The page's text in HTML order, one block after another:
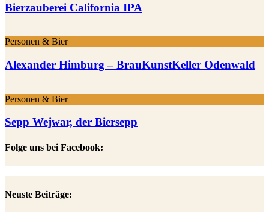
Bierzauberei California IPA
Personen & Bier
Alexander Himburg – BrauKunstKeller Odenwald
Personen & Bier
Sepp Wejwar, der Biersepp
Folge uns bei Facebook:
Neuste Beiträge: